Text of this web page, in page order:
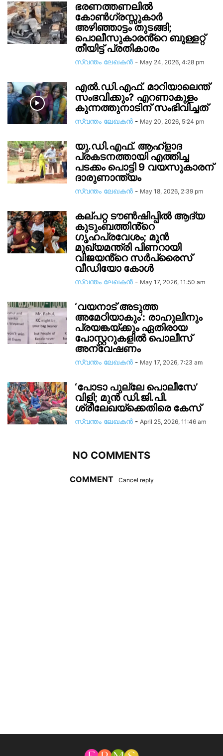
ഭരണത്തണലിൽ
കോൺഗ്രസ്സുകാർ
അഴിഞ്ഞാട്ടം തുടങ്ങി;
പൊലീസുകാരൻ്റെ ബുള്ളറ്റ്
തീയിട്ട് പ്രതികാരം
സ്വന്തം ലേഖകന്‍ - May 24, 2026, 4:28 pm
എൽ.ഡി.എഫ്. മാറിയാലെന്ത്
സംഭവിക്കും? എറണാകുളം
കുന്നത്തുനാടിന് സംഭിവിച്ചത്
സ്വന്തം ലേഖകന്‍ - May 20, 2026, 5:24 pm
യു.ഡി.എഫ്. ആഹ്ളാദ
പ്രകടനത്തായി എത്തിച്ച
പടക്കം പൊട്ടി 9 വയസുകാരന്
ദാരുണാന്ത്യം
സ്വന്തം ലേഖകന്‍ - May 18, 2026, 2:39 pm
കല്പറ്റ ട‍ൗൺഷിപ്പിൽ ആദ്യ
കുടുംബത്തിൻ്റെ ​
ഗൃഹപ്രവേശം; മുൻ
മുഖ്യമന്ത്രി പിണറായി
വിജയൻ്റെ സർപ്രൈസ്
വീഡിയോ കോൾ
സ്വന്തം ലേഖകന്‍ - May 17, 2026, 11:50 am
‘വയനാട് അടുത്ത
അമേഠിയാകും’: രാഹുലിനും
പ്രയങ്കയ്ക്കും ഏതിരായ
പോസ്റ്ററുകളിൽ പൊലീസ്
അന്വേഷണം
സ്വന്തം ലേഖകന്‍ - May 17, 2026, 7:23 am
‘പോടാ പുല്ലേ പൊലീസേ’
വിളി; മുൻ ഡി.ജി.പി.
ശ്രീലേഖയ്ക്കെതിരെ കേസ്
സ്വന്തം ലേഖകന്‍ - April 25, 2026, 11:46 am
NO COMMENTS
COMMENT Cancel reply